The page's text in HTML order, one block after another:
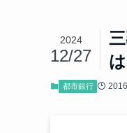
2024
12/27
都市銀行